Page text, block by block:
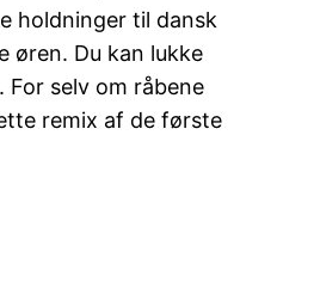
holdninger til dansk
øren. Du kan lukke
selv om råbene
remix af de første